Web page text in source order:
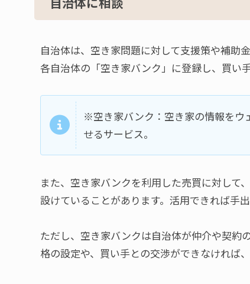
自治体は、空き家問題に対して支援策や補助
各自治体の「空き家バンク」に登録し、買い
※空き家バンク：空き家の情報をウ
せるサービス。
また、空き家バンクを利用した売買に対して
設けていることがあります。活用できれば手
ただし、空き家バンクは自治体が仲介や契約
格の設定や、買い手との交渉ができなければ